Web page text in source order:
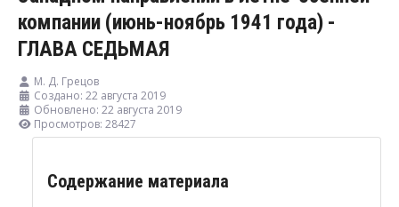
компании (июнь-ноябрь 1941 года) -
ГЛАВА СЕДЬМАЯ
М. Д. Грецов
Создано: 22 августа 2019
Обновлено: 22 августа 2019
Просмотров: 28427
Содержание материала